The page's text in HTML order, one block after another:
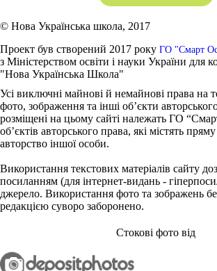
© Нова Українська школа, 2017
Проект був створений 2017 року ГО "Смарт
з Міністерством освіти і науки України для
"Нова Українська Школа"
Усі виключні майнові й немайнові права на
фото, зображення та інші об’єкти
розміщені на цьому сайті належать ГО
об’єктів авторського права, які містять
авторство іншої особи.
Використання текстових матеріалів сайту
посиланням (для інтернет-видань -
джерело. Використання фото та зображень
редакцією суворо заборонено.
Стокові фото від